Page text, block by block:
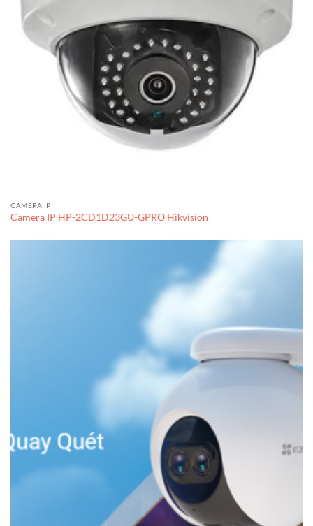
CAMERA IP
Camera IP HP-2CD1D23GU-GPRO Hikvision